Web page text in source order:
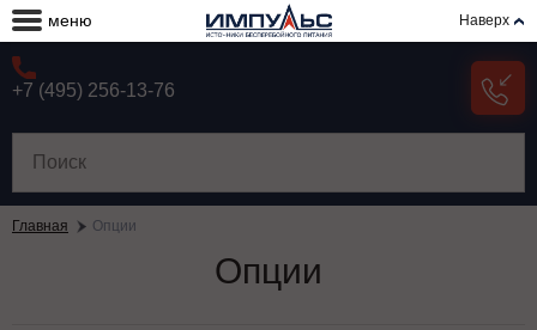
меню Наверх
+7 (495) 256-13-76
Главная Опции
Опции